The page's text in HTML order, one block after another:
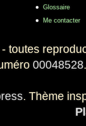
Glossaire
Me contacter
- toutes
00048528
. Thème